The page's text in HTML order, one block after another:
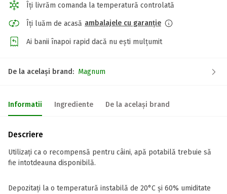
Îți livrăm comanda la temperatură controlată
Îți luăm de acasă ambalajele cu garanție
Ai banii înapoi rapid dacă nu ești mulțumit
De la același brand: Magnum
Informatii Ingrediente De la același brand
Descriere
Utilizați ca o recompensă pentru câini, apă potabilă trebuie să
fie intotdeauna disponibilă.
Depozitați la o temperatură instabilă de 20°C și 60% umiditate